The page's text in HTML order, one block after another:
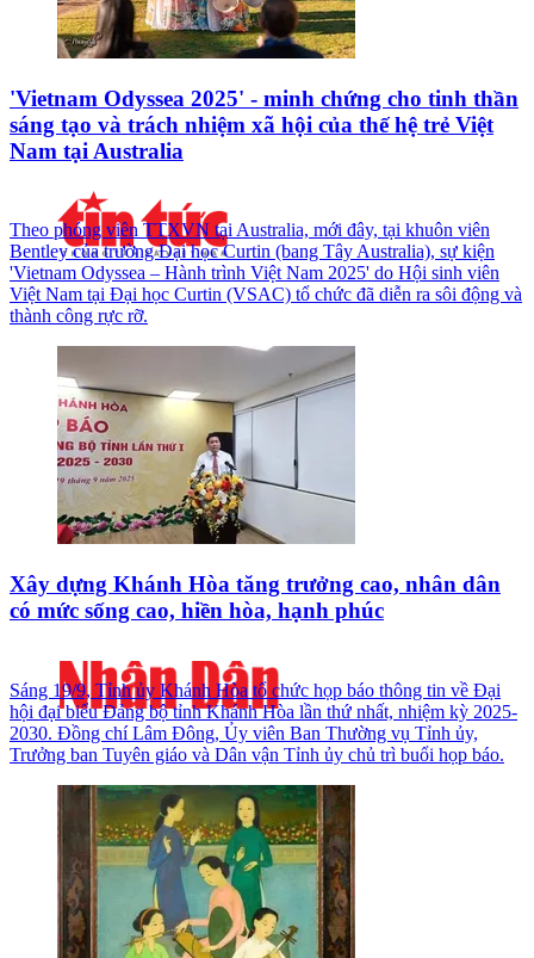
'Vietnam Odyssea 2025' - minh chứng cho tinh thần
sáng tạo và trách nhiệm xã hội của thế hệ trẻ Việt
Nam tại Australia
Theo phóng viên TTXVN tại Australia, mới đây, tại khuôn viên
Bentley của trường Đại học Curtin (bang Tây Australia), sự kiện
'Vietnam Odyssea – Hành trình Việt Nam 2025' do Hội sinh viên
Việt Nam tại Đại học Curtin (VSAC) tổ chức đã diễn ra sôi động và
thành công rực rỡ.
Xây dựng Khánh Hòa tăng trưởng cao, nhân dân
có mức sống cao, hiền hòa, hạnh phúc
Sáng 19/9, Tỉnh ủy Khánh Hòa tổ chức họp báo thông tin về Đại
hội đại biểu Đảng bộ tỉnh Khánh Hòa lần thứ nhất, nhiệm kỳ 2025-
2030. Đồng chí Lâm Đông, Ủy viên Ban Thường vụ Tỉnh ủy,
Trưởng ban Tuyên giáo và Dân vận Tỉnh ủy chủ trì buổi họp báo.